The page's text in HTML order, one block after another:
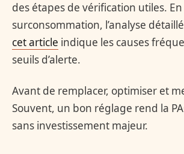
des étapes de vérification utiles. En
surconsommation, l’analyse
cet article indique les causes
seuils d’alerte.
Avant de remplacer, optimiser et
Souvent, un bon réglage rend la
sans investissement majeur.